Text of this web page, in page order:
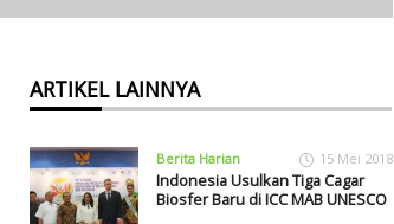
ARTIKEL LAINNYA
Berita Harian 15 Mei 2018
Indonesia Usulkan Tiga Cagar
Biosfer Baru di ICC MAB UNESCO